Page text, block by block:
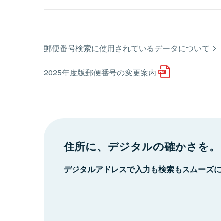
郵便番号検索に使用されているデータについて
2025年度版郵便番号の変更案内
住所に、デジタルの確かさを。
デジタルアドレスで入力も検索もスムーズ